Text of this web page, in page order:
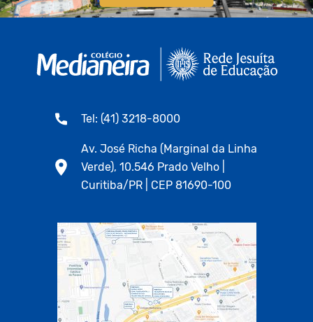
Tel: (41) 3218-8000
Av. José Richa (Marginal da Linha
Verde), 10.546 Prado Velho |
Curitiba/PR | CEP 81690-100